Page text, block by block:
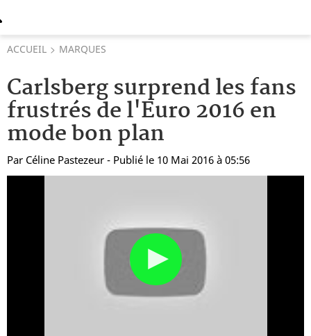
ACCUEIL MARQUES
Carlsberg surprend les fans
frustrés de l'Euro 2016 en
mode bon plan
Par Céline Pastezeur - Publié le 10 Mai 2016 à 05:56